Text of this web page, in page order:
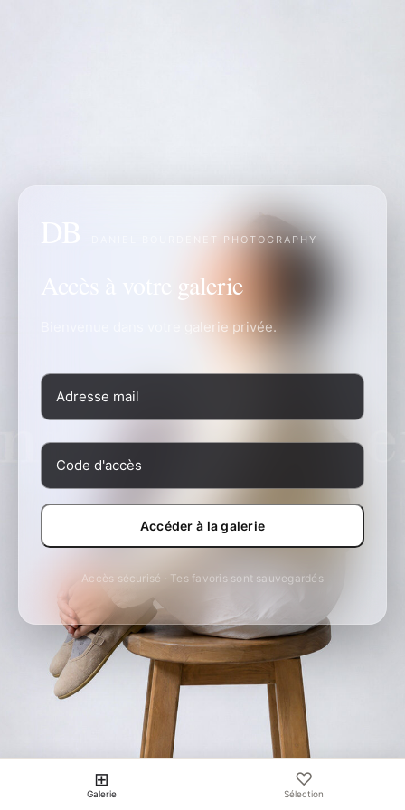
DANIEL BOURDENET PHOTOGRAPHY
Accès à votre galerie
Bienvenue dans votre galerie privée.
Accéder à la galerie
Accès sécurisé · Tes favoris sont sauvegardés
⊞
Galerie
♡
Sélection